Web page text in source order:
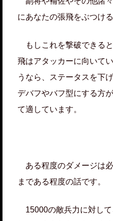
にあなたの張飛をぶつけ
もしこれを撃破できる
飛はアタッカーに向いて
うなら、ステータスを下
デバフやバフ型にする方
て適しています。
ある程度のダメージは
まである程度の話です。
15000の敵兵力に対し